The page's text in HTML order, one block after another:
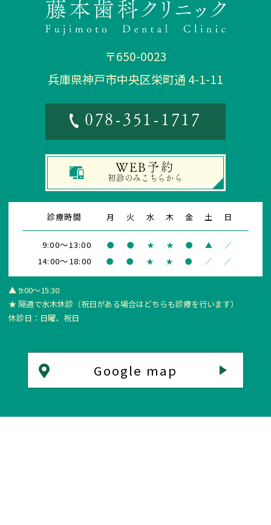
〒650-0023
兵庫県神戸市中央区栄町通 4-1-11
078-351-1717
WEB予約
初診 のみこちらから
診療時間 月 火 水 木 金 土 日
9:00～13:00 ● ● ★ ★ ● ▲ ／
14:00～18:00 ● ● ★ ★ ● ／ ／
▲ 9:00～15:30
★ 隔週で水木休診 （祝日がある場合はどちらも診療を行います）
休診日：日曜、祝日
Google map